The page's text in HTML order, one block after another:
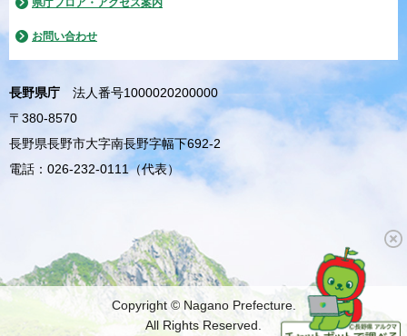
お問い合わせ
長野県庁
法人番号1000020200000
〒380-8570
長野県長野市大字南長野字幅下692-2
電話：026-232-0111（代表）
Copyright © Nagano Prefecture.
All Rights Reserved.